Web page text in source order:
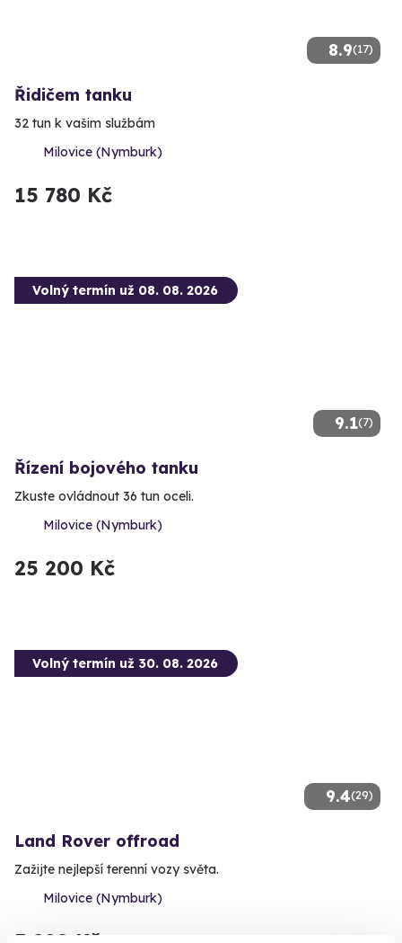
8.9(17)
Řidičem tanku
32 tun k vašim službám
Milovice (Nymburk)
15 780 Kč
9.1(7)
Volný termín už 08. 08. 2026
Řízení bojového tanku
Zkuste ovládnout 36 tun oceli.
Milovice (Nymburk)
25 200 Kč
9.4(29)
Volný termín už 30. 08. 2026
Land Rover offroad
Zažijte nejlepší terenní vozy světa.
Milovice (Nymburk)